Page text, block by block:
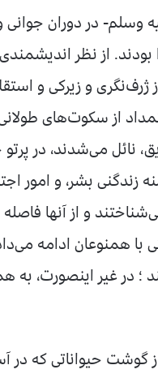
وسلم- در دوران
بودند. از نظر
و از ژرف‌نگری و زیرکی
از سکوت‌های
نائل می‌شدند، در
زندگنی بشر، و امور
و از آنها
با همنوعان ادامه
در غیر اینصورت، به
حیواناتی که در